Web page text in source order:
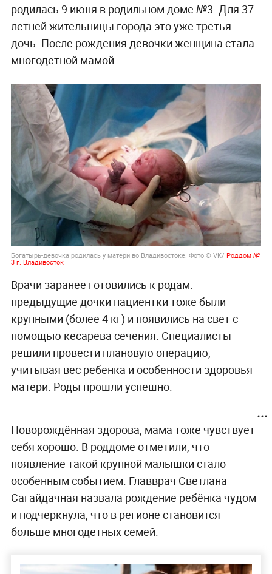
родилась 9 июня в родильном доме №3. Для 37-
летней жительницы города это уже третья
дочь. После рождения девочки женщина стала
многодетной мамой.
Богатырь-девочка родилась у матери во Владивостоке. Фото © VK/ Роддом №
3 г. Владивосток
Врачи заранее готовились к родам:
предыдущие дочки пациентки тоже были
крупными (более 4 кг) и появились на свет с
помощью кесарева сечения. Специалисты
решили провести плановую операцию,
учитывая вес ребёнка и особенности здоровья
матери. Роды прошли успешно.
Новорождённая здорова, мама тоже чувствует
себя хорошо. В роддоме отметили, что
появление такой крупной малышки стало
особенным событием. Главврач Светлана
Сагайдачная назвала рождение ребёнка чудом
и подчеркнула, что в регионе становится
больше многодетных семей.